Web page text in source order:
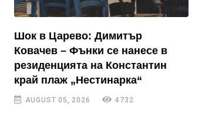
Шок в Царево: Димитър
Ковачев – Фънки се нанесе в
резиденцията на Константин
край плаж „Нестинарка“
AUGUST 05, 2026 4732